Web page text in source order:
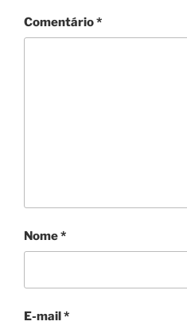
Comentário*
Nome*
E-mail*